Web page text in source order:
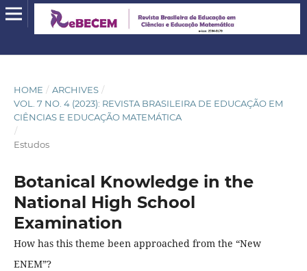
HOME / ARCHIVES /
VOL. 7 NO. 4 (2023): REVISTA BRASILEIRA DE EDUCAÇÃO EM
CIÊNCIAS E EDUCAÇÃO MATEMÁTICA
/
Estudos
Botanical Knowledge in the
National High School
Examination
How has this theme been approached from the “New
ENEM”?